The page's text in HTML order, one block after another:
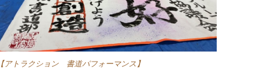
【アトラクション 書道パフォーマンス】